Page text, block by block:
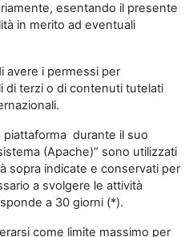
esentando il presente
in merito ad eventuali
avere i permessi per
di terzi o di contenuti tutelati
piattaforma durante il suo
(Apache)” sono utilizzati
sopra indicate e conservati per
a svolgere le attività
a 30 giorni (*).
come limite massimo per